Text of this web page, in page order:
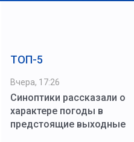
ТОП-5
Вчера, 17:26
Синоптики рассказали о
характере погоды в
предстоящие выходные